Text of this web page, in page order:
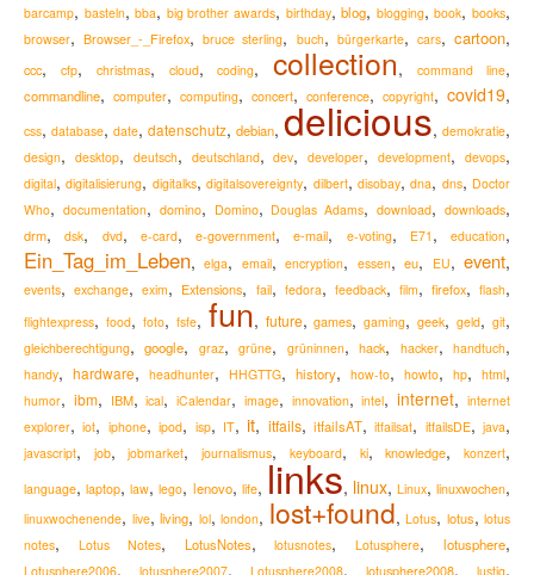
barcamp, basteln,bba, big brother awards, birthday,blog, blogging,book,books,
browser,Browser_-_Firefox,bruce sterling, buch, bürgerkarte, cars,cartoon,
ccc, cfp, christmas, cloud,coding,collection,command line,
commandline, computer, computing, concert, conference, copyright, covid19,
css, database, date, datenschutz, debian, delicious, demokratie,
design, desktop, deutsch, deutschland,dev,developer,development,devops,
digital,digitalisierung, digitalks,digitalsovereignty, dilbert, disobay,dna, dns, Doctor
Who, documentation, domino, Domino, Douglas Adams,download,downloads,
drm,dsk, dvd, e-card, e-government,e-mail, e-voting, E71 , education,
Ein_Tag_im_Leben,elga, email,encryption, essen,eu, EU,event,
events,exchange,exim, Extensions, fail, fedora, feedback, film, firefox,flash,
flightexpress, food, foto, fsfe, fun, future,games,gaming,geek,geld,git,
gleichberechtigung,google, graz,grüne, grüninnen,hack, hacker,handtuch,
handy, hardware, headhunter, HHGTTG, history, how-to, howto, hp, html,
humor, ibm, IBM,ical,iCalendar, image, innovation,intel,internet,internet
explorer,iot, iphone,ipod, isp, IT,it, itfails, itfailsAT,itfailsat, itfailsDE,java,
javascript, job,jobmarket,journalismus, keyboard, ki,knowledge,konzert,
language,laptop,law,lego, lenovo, life, links, linux, Linux,linuxwochen,
linuxwochenende, live, living, lol, london, lost+found, Lotus, lotus, lotus
notes, Lotus Notes, LotusNotes,lotusnotes,Lotusphere,lotusphere,
Lotusphere2006, lotusphere2007, Lotusphere2008, lotusphere2008, lustig,